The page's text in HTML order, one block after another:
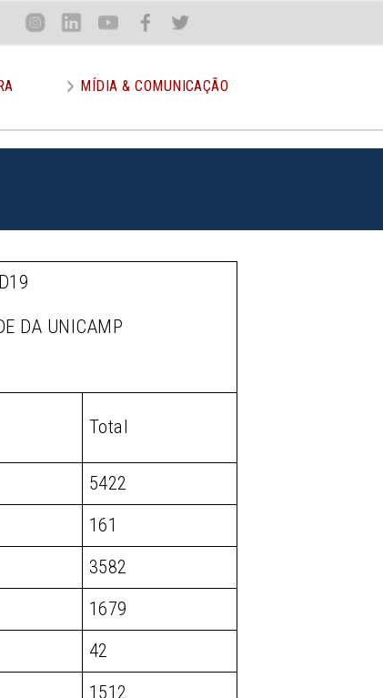
Inst Lin You Face Twit
MÍDIA & COMUNICAÇÃO
DA UNICAMP
Total
5422
161
3582
1679
42
1512